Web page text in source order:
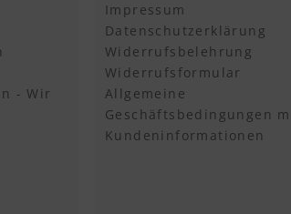
- Wir
Impressum
Datenschutzerklärung
Widerrufsbelehrung
Widerrufsformular
Allgemeine
Geschäftsbedingungen
Kundeninformationen